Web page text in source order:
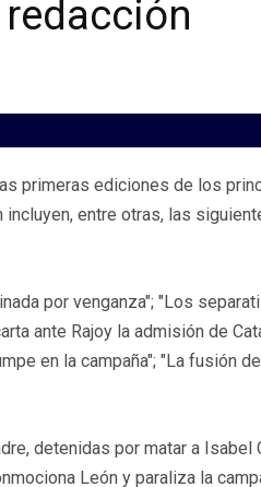
primeras ediciones de los
entre otras, las
por venganza"; "Los
ante Rajoy la admisión de
en la campaña"; "La fusión
detenidas por matar a
León y paraliza la